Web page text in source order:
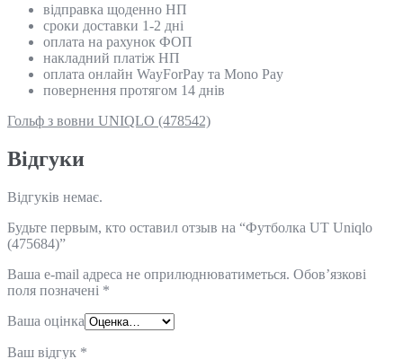
відправка щоденно НП
сроки доставки 1-2 дні
оплата на рахунок ФОП
накладний платіж НП
оплата онлайн WayForPay та Mono Pay
повернення протягом 14 днів
Гольф з вовни UNIQLO (478542)
Відгуки
Відгуків немає.
Будьте первым, кто оставил отзыв на “Футболка UT Uniqlo
(475684)”
Ваша e-mail адреса не оприлюднюватиметься. Обов’язкові
поля позначені *
Ваша оцінка
Ваш відгук *